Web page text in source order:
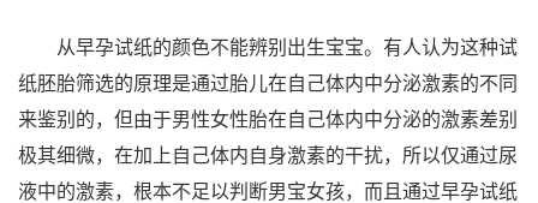
从早孕试纸的颜色不能辨别出生宝宝。有人认为这种试
纸胚胎筛选的原理是通过胎儿在自己体内中分泌激素的不同
来鉴别的，但由于男性女性胎在自己体内中分泌的激素差别
极其细微，在加上自己体内自身激素的干扰，所以仅通过尿
液中的激素，根本不足以判断男宝女孩，而且通过早孕试纸